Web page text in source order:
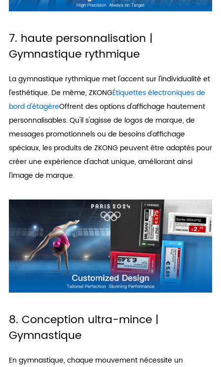
7. haute personnalisation |
Gymnastique rythmique
La gymnastique rythmique met l'accent sur l'individualité et
l'esthétique. De même, ZKONGÉtiquettes électroniques de
bord d'étagèreOffrent des options d'affichage hautement
personnalisables. Qu'il s'agisse de logos de marque, de
messages promotionnels ou de besoins d'affichage
spéciaux, les produits de ZKONG peuvent être adaptés pour
créer une expérience d'achat unique, améliorant ainsi
l'image de marque.
8. Conception ultra-mince |
Gymnastique
En gymnastique, chaque mouvement nécessite un